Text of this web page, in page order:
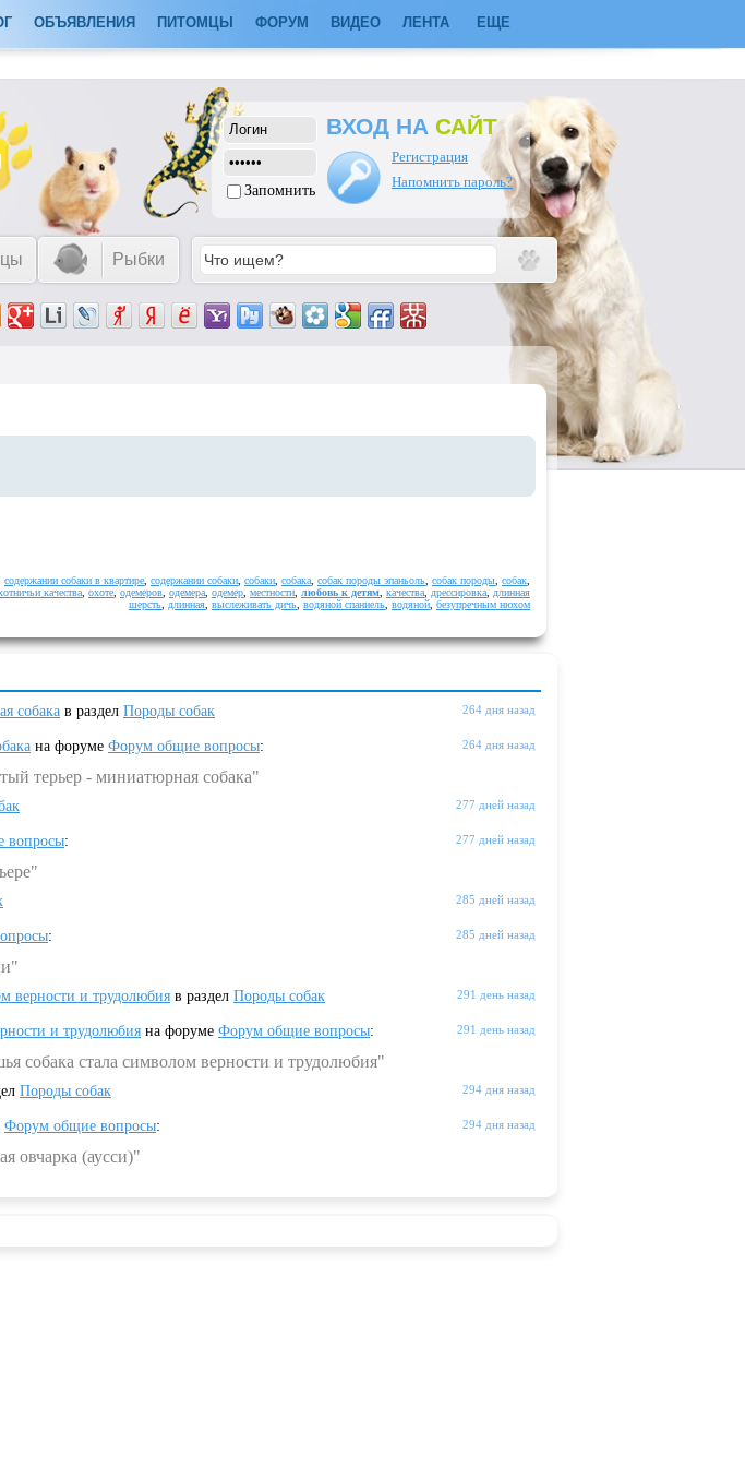
ОБЪЯВЛЕНИЯ ПИТОМЦЫ ФОРУМ ВИДЕО ЛЕНТА ЕЩЕ
Запомнить
ВХОД НА САЙТ
Регистрация
Напомнить пароль?
Рыбки
содержании собаки в квартире содержании собаки собаки собака собак породы эпаньоль собак породы собак
качества охоте одемеров одемера одемер местности любовь к детям качества дрессировка
длинная
шерсть
длинная выслеживать дичь водяной спаниель водяной безупречным нюхом
264 дня назад
собака в раздел Породы собак
264 дня назад
на форуме Форум общие вопросы:
терьер - миниатюрная собака"
277 дней назад
277 дней назад
вопросы:
285 дней назад
285 дней назад
:
291 день назад
верности и трудолюбия в раздел Породы собак
291 день назад
и трудолюбия на форуме Форум общие вопросы:
собака стала символом верности и трудолюбия"
294 дня назад
Породы собак
294 дня назад
Форум общие вопросы:
овчарка (аусси)"